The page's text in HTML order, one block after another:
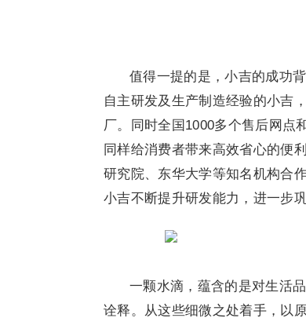
值得一提的是，小吉的成功
自主研发及生产制造经验的小吉
厂。同时全国1000多个售后网点
同样给消费者带来高效省心的便
研究院、东华大学等知名机构合
小吉不断提升研发能力，进一步
一颗水滴，蕴含的是对生活
诠释。从这些细微之处着手，以